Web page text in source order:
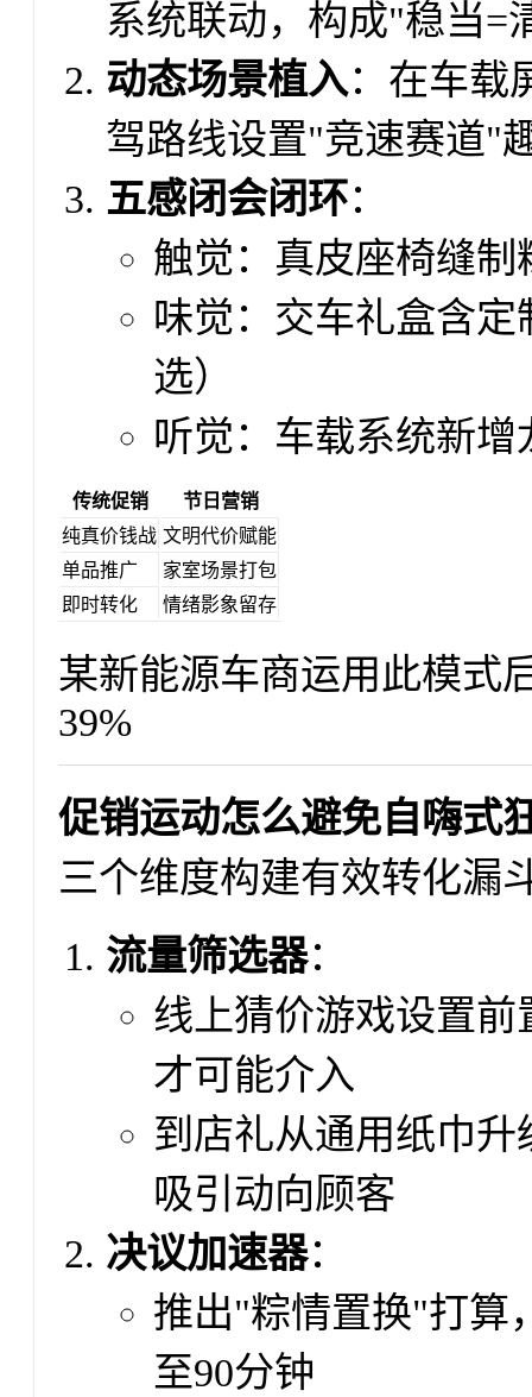
系统联动，构成"稳当=
动态场景植入：在车载
驾路线设置"竞速赛道"
五感闭会闭环：
触觉：真皮座椅缝制
味觉：交车礼盒含
选）
听觉：车载系统新
传统促销
节日营销
纯真价钱战 文明代价赋能
单品推广
家室场景打包
即时转化
情绪影象留存
某新能源车商运用此模式
39%
促销运动怎么避免自嗨式
三个维度构建有效转化漏
流量筛选器：
线上猜价游戏设置
才可能介入
到店礼从通用纸巾
吸引动向顾客
决议加速器：
推出"粽情置换"打算
至90分钟